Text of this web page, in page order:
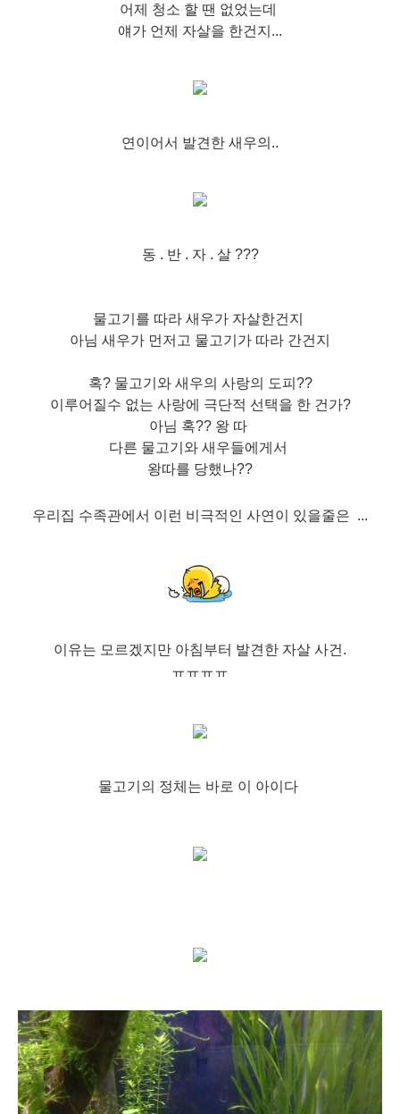
어제 청소 할 땐 없었는데
얘가 언제 자살을 한건지...
연이어서 발견한 새우의..
동 . 반 . 자 . 살 ???
물고기를 따라 새우가 자살한건지
아님 새우가 먼저고 물고기가 따라 간건지
혹? 물고기와 새우의 사랑의 도피??
이루어질수 없는 사랑에 극단적 선택을 한 건가?
아님 혹?? 왕 따
다른 물고기와 새우들에게서
왕따를 당했나??
우리집 수족관에서 이런 비극적인 사연이 있을줄은 ...
이유는 모르겠지만 아침부터 발견한 자살 사건.
ㅠㅠㅠㅠ
물고기의 정체는 바로 이 아이다